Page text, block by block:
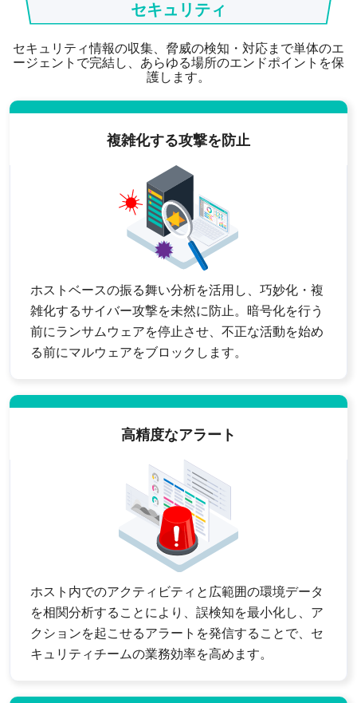
セキュリティ
セキュリティ情報の収集、脅威の検知・対応まで単体のエ
ージェントで完結し、あらゆる場所のエンドポイントを保
護します。
複雑化する攻撃を防止
ホストベースの振る舞い分析を活用し、巧妙化・複
雑化するサイバー攻撃を未然に防止。暗号化を行う
前にランサムウェアを停止させ、不正な活動を始め
る前にマルウェアをブロックします。
高精度なアラート
ホスト内でのアクティビティと広範囲の環境データ
を相関分析することにより、誤検知を最小化し、ア
クションを起こせるアラートを発信することで、セ
キュリティチームの業務効率を高めます。